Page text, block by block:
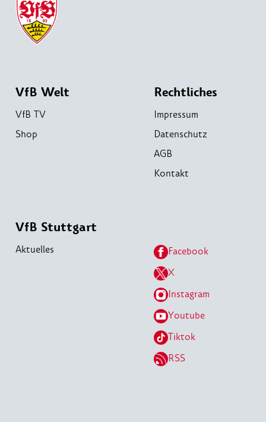
VfB Welt
VfB TV
Shop
Rechtliches
Impressum
Datenschutz
AGB
Kontakt
VfB Stuttgart
Aktuelles
Facebook
X
Instagram
Youtube
Tiktok
RSS